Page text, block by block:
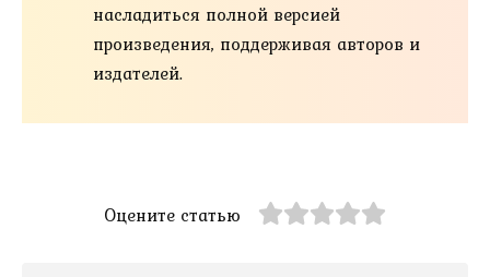
насладиться полной версией
произведения, поддерживая авторов и
издателей.
Оцените статью